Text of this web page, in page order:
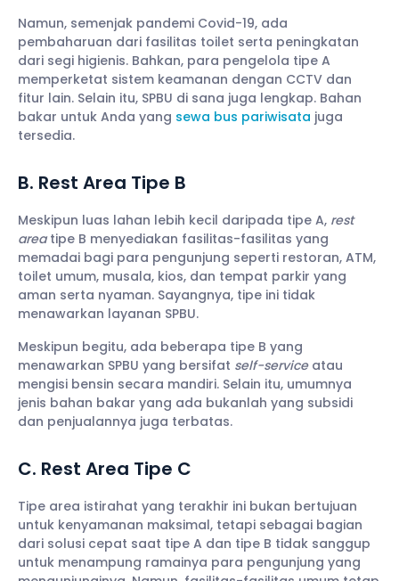
Namun, semenjak pandemi Covid-19, ada
pembaharuan dari fasilitas toilet serta peningkatan
dari segi higienis. Bahkan, para pengelola tipe A
memperketat sistem keamanan dengan CCTV dan
fitur lain. Selain itu, SPBU di sana juga lengkap. Bahan
bakar untuk Anda yang sewa bus pariwisata juga
tersedia.
B. Rest Area Tipe B
Meskipun luas lahan lebih kecil daripada tipe A, rest
areatipe B menyediakan fasilitas-fasilitas yang
memadai bagi para pengunjung seperti restoran, ATM,
toilet umum, musala, kios, dan tempat parkir yang
aman serta nyaman. Sayangnya, tipe ini tidak
menawarkan layanan SPBU.
Meskipun begitu, ada beberapa tipe B yang
menawarkan SPBU yang bersifat self-serviceatau
mengisi bensin secara mandiri. Selain itu, umumnya
jenis bahan bakar yang ada bukanlah yang subsidi
dan penjualannya juga terbatas.
C. Rest Area Tipe C
Tipe area istirahat yang terakhir ini bukan bertujuan
untuk kenyamanan maksimal, tetapi sebagai bagian
dari solusi cepat saat tipe A dan tipe B tidak sanggup
untuk menampung ramainya para pengunjung yang